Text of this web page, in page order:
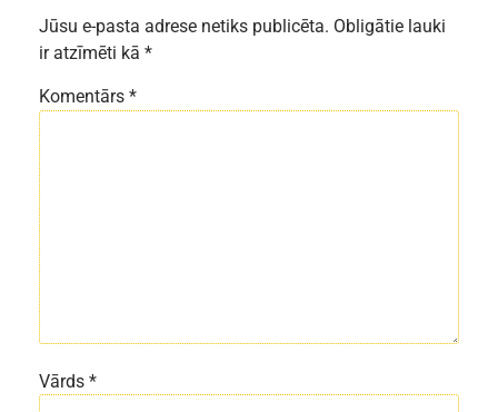
Jūsu e-pasta adrese netiks publicēta. Obligātie lauki
ir atzīmēti kā *
Komentārs *
Vārds *